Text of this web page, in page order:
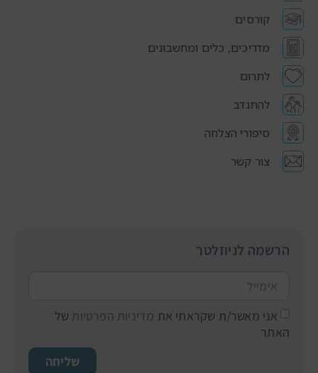
קורסים
מדריכים, כלים ומחשבונים
לתרום
להתנדב
סיפורי הצלחה
צור קשר
הרשמה לניוזלטר
אני מאשר/ת שקראתי את מדיניות הפרטיות של
האתר
שליחה